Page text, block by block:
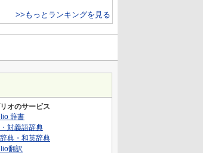
>>もっとランキングを見る
オのサービス
辞書
対義語辞典
典・和英辞典
翻訳